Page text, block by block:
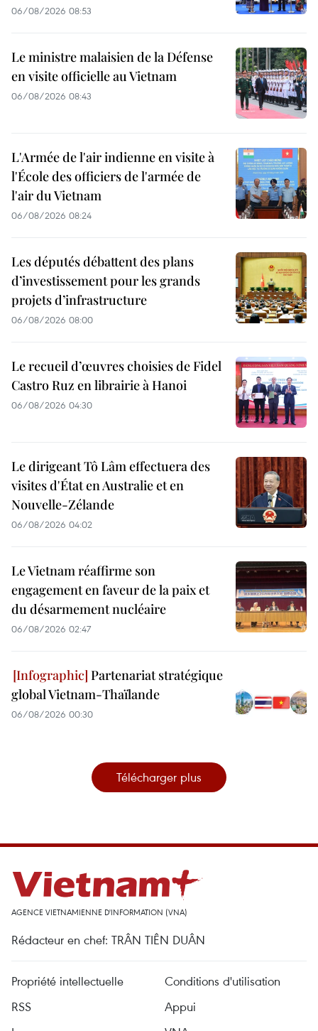
06/08/2026 08:53
Le ministre malaisien de la Défense
en visite officielle au Vietnam
06/08/2026 08:43
L'Armée de l'air indienne en visite à
l'École des officiers de l'armée de
l'air du Vietnam
06/08/2026 08:24
Les députés débattent des plans
d’investissement pour les grands
projets d’infrastructure
06/08/2026 08:00
Le recueil d’œuvres choisies de Fidel
Castro Ruz en librairie à Hanoi
06/08/2026 04:30
Le dirigeant Tô Lâm effectuera des
visites d'État en Australie et en
Nouvelle-Zélande
06/08/2026 04:02
Le Vietnam réaffirme son
engagement en faveur de la paix et
du désarmement nucléaire
06/08/2026 02:47
Partenariat stratégique
global Vietnam-Thaïlande
06/08/2026 00:30
Télécharger plus
AGENCE VIETNAMIENNE D'INFORMATION (VNA)
Rédacteur en chef: TRÂN TIÊN DUÂN
Propriété intellectuelle
Conditions d'utilisation
RSS
Appui